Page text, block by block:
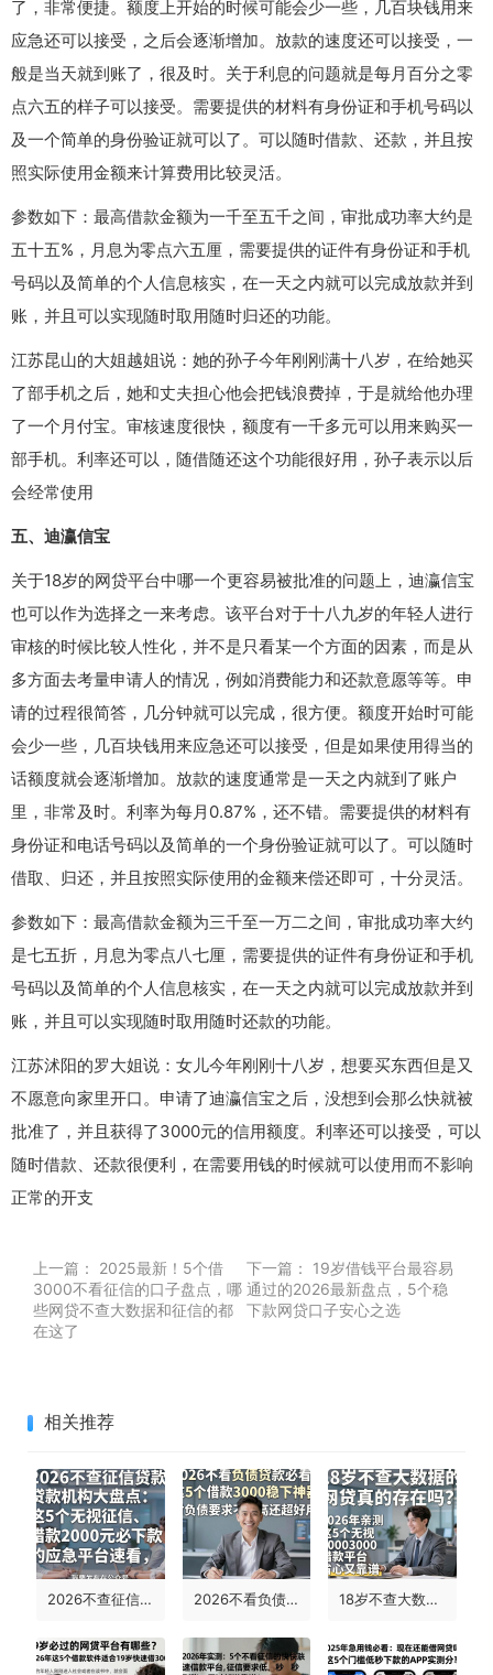
了，非常便捷。额度上开始的时候可能会少一些，几百块钱用来
应急还可以接受，之后会逐渐增加。放款的速度还可以接受，一
般是当天就到账了，很及时。关于利息的问题就是每月百分之零
点六五的样子可以接受。需要提供的材料有身份证和手机号码以
及一个简单的身份验证就可以了。可以随时借款、还款，并且按
照实际使用金额来计算费用比较灵活。
参数如下：最高借款金额为一千至五千之间，审批成功率大约是
五十五%，月息为零点六五厘，需要提供的证件有身份证和手机
号码以及简单的个人信息核实，在一天之内就可以完成放款并到
账，并且可以实现随时取用随时归还的功能。
江苏昆山的大姐越姐说：她的孙子今年刚刚满十八岁，在给她买
了部手机之后，她和丈夫担心他会把钱浪费掉，于是就给他办理
了一个月付宝。审核速度很快，额度有一千多元可以用来购买一
部手机。利率还可以，随借随还这个功能很好用，孙子表示以后
会经常使用
五、迪瀛信宝
关于18岁的网贷平台中哪一个更容易被批准的问题上，迪瀛信宝
也可以作为选择之一来考虑。该平台对于十八九岁的年轻人进行
审核的时候比较人性化，并不是只看某一个方面的因素，而是从
多方面去考量申请人的情况，例如消费能力和还款意愿等等。申
请的过程很简答，几分钟就可以完成，很方便。额度开始时可能
会少一些，几百块钱用来应急还可以接受，但是如果使用得当的
话额度就会逐渐增加。放款的速度通常是一天之内就到了账户
里，非常及时。利率为每月0.87%，还不错。需要提供的材料有
身份证和电话号码以及简单的一个身份验证就可以了。可以随时
借取、归还，并且按照实际使用的金额来偿还即可，十分灵活。
参数如下：最高借款金额为三千至一万二之间，审批成功率大约
是七五折，月息为零点八七厘，需要提供的证件有身份证和手机
号码以及简单的个人信息核实，在一天之内就可以完成放款并到
账，并且可以实现随时取用随时还款的功能。
江苏沭阳的罗大姐说：女儿今年刚刚十八岁，想要买东西但是又
不愿意向家里开口。申请了迪瀛信宝之后，没想到会那么快就被
批准了，并且获得了3000元的信用额度。利率还可以接受，可以
随时借款、还款很便利，在需要用钱的时候就可以使用而不影响
正常的开支
上一篇：
2025最新！5个借
3000不看征信的口子盘点，哪
些网贷不查大数据和征信的都
在这了
下一篇：
19岁借钱平台最容易
通过的2026最新盘点，5个稳
下款网贷口子安心之选
相关推荐
2026不查征信贷款机构大盘点：这5个无视征信、借款2000元必下款的应急平台速看 2026不看负债贷款必看！这5个借款3000稳下神器，对负债要求不高还超好用 18岁不查大数据的网贷真的存在吗？2026年亲测这5个无视3000借款平台，省心又靠谱